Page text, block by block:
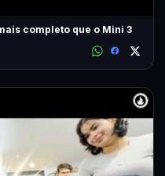
completo que o Mini 3